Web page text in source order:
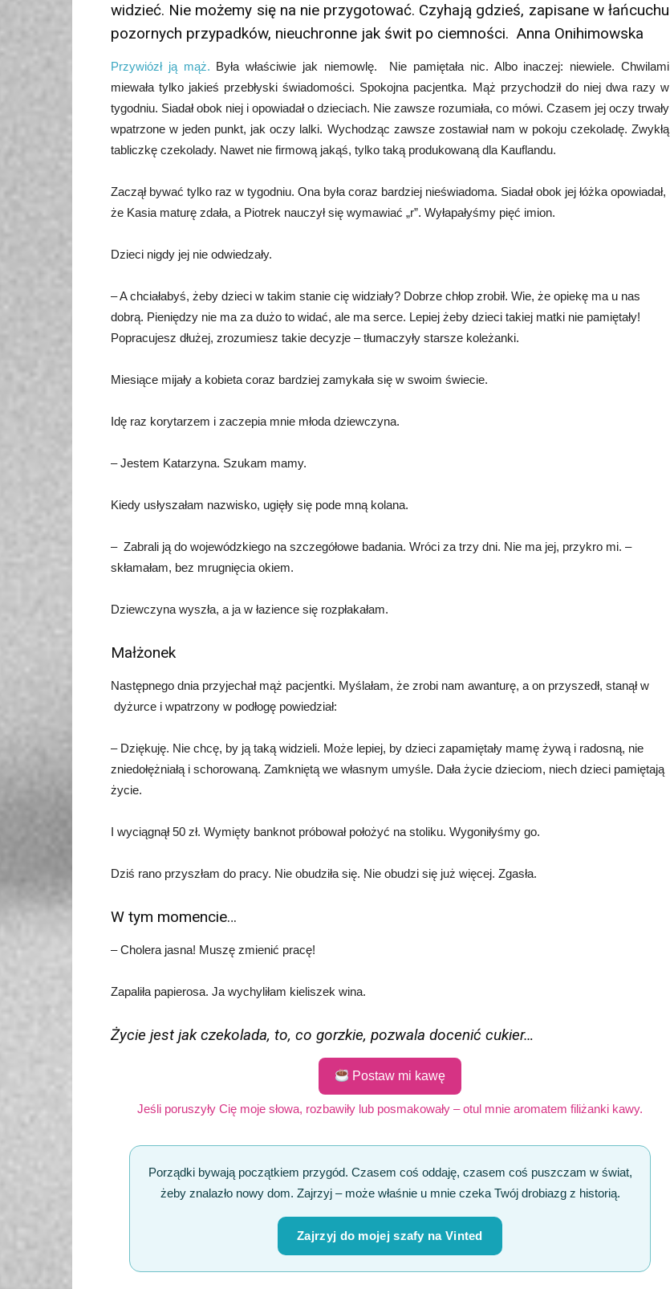
widzieć. Nie możemy się na nie przy­goto­wać. Czy­hają gdzieś, za­pisa­ne w łańcuchu
po­zor­nych przy­padków, nieu­chron­ne jak świt po ciem­ności. Anna Onihimowska
Przywiózł ją mąż. Była właściwie jak niemowlę. Nie pamiętała nic. Albo inaczej: niewiele. Chwilami
miewała tylko jakieś przebłyski świadomości. Spokojna pacjentka. Mąż przychodził do niej dwa razy w
tygodniu. Siadał obok niej i opowiadał o dzieciach. Nie zawsze rozumiała, co mówi. Czasem jej oczy trwały
wpatrzone w jeden punkt, jak oczy lalki. Wychodząc zawsze zostawiał nam w pokoju czekoladę. Zwykłą
tabliczkę czekolady. Nawet nie firmową jakąś, tylko taką produkowaną dla Kauflandu.
Zaczął bywać tylko raz w tygodniu. Ona była coraz bardziej nieświadoma. Siadał obok jej łóżka opowiadał,
że Kasia maturę zdała, a Piotrek nauczył się wymawiać „r”. Wyłapałyśmy pięć imion.
Dzieci nigdy jej nie odwiedzały.
– A chciałabyś, żeby dzieci w takim stanie cię widziały? Dobrze chłop zrobił. Wie, że opiekę ma u nas
dobrą. Pieniędzy nie ma za dużo to widać, ale ma serce. Lepiej żeby dzieci takiej matki nie pamiętały!
Popracujesz dłużej, zrozumiesz takie decyzje – tłumaczyły starsze koleżanki.
Miesiące mijały a kobieta coraz bardziej zamykała się w swoim świecie.
Idę raz korytarzem i zaczepia mnie młoda dziewczyna.
– Jestem Katarzyna. Szukam mamy.
Kiedy usłyszałam nazwisko, ugięły się pode mną kolana.
– Zabrali ją do wojewódzkiego na szczegółowe badania. Wróci za trzy dni. Nie ma jej, przykro mi. –
skłamałam, bez mrugnięcia okiem.
Dziewczyna wyszła, a ja w łazience się rozpłakałam.
Małżonek
Następnego dnia przyjechał mąż pacjentki. Myślałam, że zrobi nam awanturę, a on przyszedł, stanął w
dyżurce i wpatrzony w podłogę powiedział:
– Dziękuję. Nie chcę, by ją taką widzieli. Może lepiej, by dzieci zapamiętały mamę żywą i radosną, nie
zniedołężniałą i schorowaną. Zamkniętą we własnym umyśle. Dała życie dzieciom, niech dzieci pamiętają
życie.
I wyciągnął 50 zł. Wymięty banknot próbował położyć na stoliku. Wygoniłyśmy go.
Dziś rano przyszłam do pracy. Nie obudziła się. Nie obudzi się już więcej. Zgasła.
W tym momencie…
– Cholera jasna! Muszę zmienić pracę!
Zapaliła papierosa. Ja wychyliłam kieliszek wina.
Życie jest jak czekolada, to, co gorzkie, pozwala docenić cukier…
Postaw mi kawę
Jeśli poruszyły Cię moje słowa, rozbawiły lub posmakowały – otul mnie aromatem filiżanki kawy.
Porządki bywają początkiem przygód. Czasem coś oddaję, czasem coś puszczam w świat,
żeby znalazło nowy dom. Zajrzyj – może właśnie u mnie czeka Twój drobiazg z historią.
Zajrzyj do mojej szafy na Vinted